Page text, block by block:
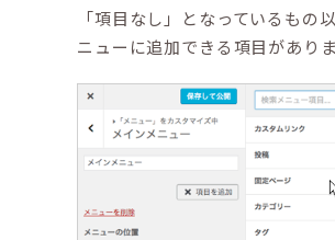
「項目なし」となっているもの
ニューに追加できる項目がありま